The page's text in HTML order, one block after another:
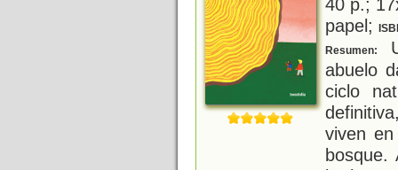
papel;
Resumen:
abuelo
ciclo
viven
bosque.